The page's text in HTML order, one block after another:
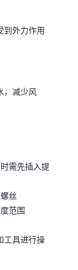
到外力作用
，减少风
需先插入提
丝
范围
工具进行操